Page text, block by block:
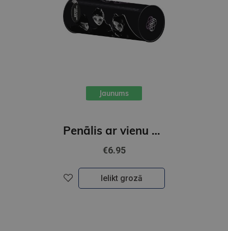
Jaunums
Penālis ar vienu nodalījumu, bez priekšmetiem, K-POP Demon Hunters, melns
€6.95
Ielikt grozā